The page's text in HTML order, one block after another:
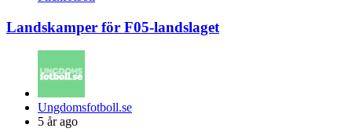
Landskamper för F05-landslaget
Posted
by
Ungdomsfotboll.se
5 år ago